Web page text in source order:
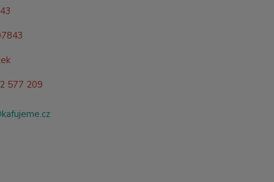
577 209